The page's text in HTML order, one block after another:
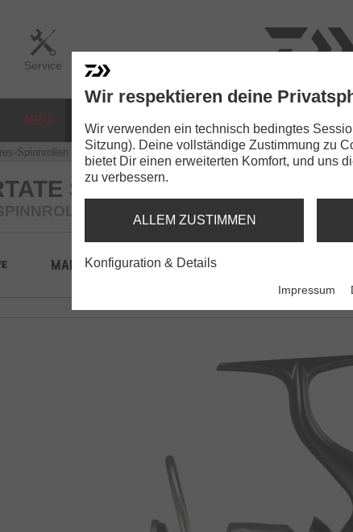
Service
NEU
Spinnrollen 26 Certate SW
SW
Wir respektieren deine
Wir verwenden ein technisch bedingtes
Sitzung). Deine vollständige Zustimmung zu
bietet Dir einen erweiterten Komfort, und uns
zu verbessern.
ALLEM ZUSTIMMEN
Konfiguration & Details
Impressum